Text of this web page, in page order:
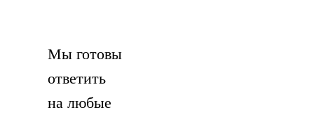
Мы готовы
ответить
на любые